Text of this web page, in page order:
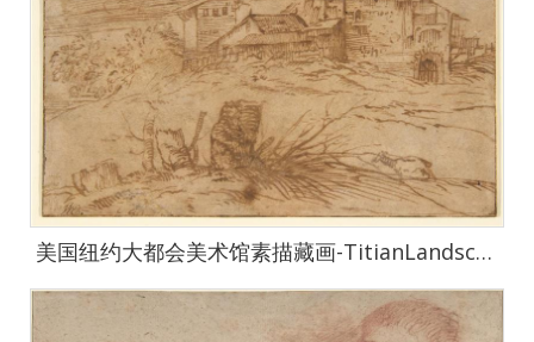
美国纽约大都会美术馆素描藏画-TitianLandscape with a Goat-1638